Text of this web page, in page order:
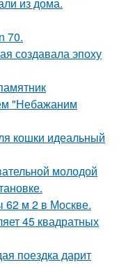
из дома.
70.
создавала эпоху
"Небажаним
кошки идеальный
молодой
62 м 2 в Москве.
45 квадратных
поездка дарит